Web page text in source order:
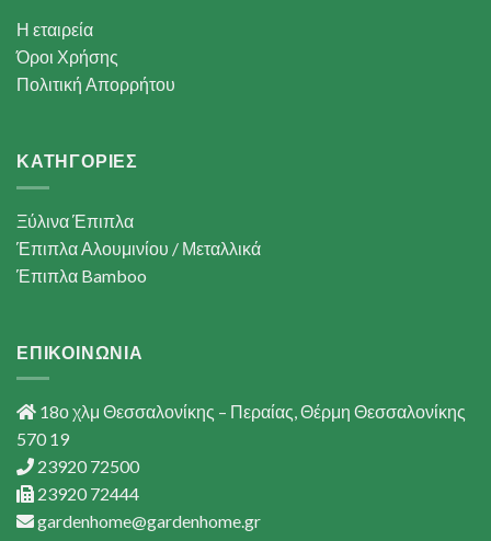
Η εταιρεία
Όροι Χρήσης
Πολιτική Απορρήτου
ΚΑΤΗΓΟΡΙΕΣ
Ξύλινα Έπιπλα
Έπιπλα Αλουμινίου / Μεταλλικά
Έπιπλα Bamboo
ΕΠΙΚΟΙΝΩΝΙΑ
18ο χλμ Θεσσαλονίκης – Περαίας, Θέρμη Θεσσαλονίκης
570 19
23920 72500
23920 72444
gardenhome@gardenhome.gr